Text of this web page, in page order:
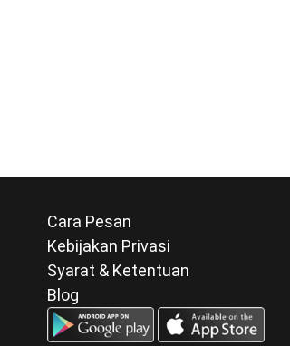
Cara Pesan
Kebijakan Privasi
Syarat & Ketentuan
Blog